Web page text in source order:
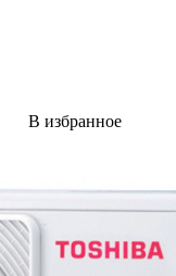
В избранное